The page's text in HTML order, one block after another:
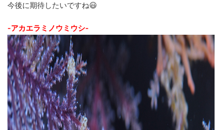
今後に期待したいですね😃
-アカエラミノウミウシ-